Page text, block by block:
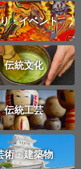
・イベント
伝統文化
伝統工芸
術・建築物